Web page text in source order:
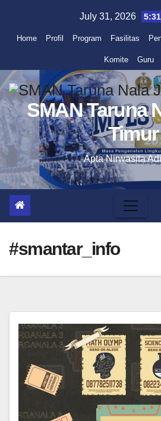
content
July 31, 2026
Home Profil Program Fasilitas
Komite Guru
SMAN Taruna
Timur
Apta Nirwasita
#smantar_info